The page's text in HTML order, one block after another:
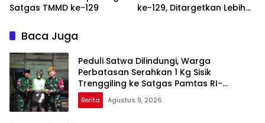
Satgas TMMD ke-129
ke-129, Ditargetkan Lebih
Baca Juga
Peduli Satwa Dilindungi, Warga
Perbatasan Serahkan 1 Kg Sisik
Trenggiling ke Satgas Pamtas RI-
Malaysia Yonarmed 19/Bogani
Berita Agustus 9, 2026